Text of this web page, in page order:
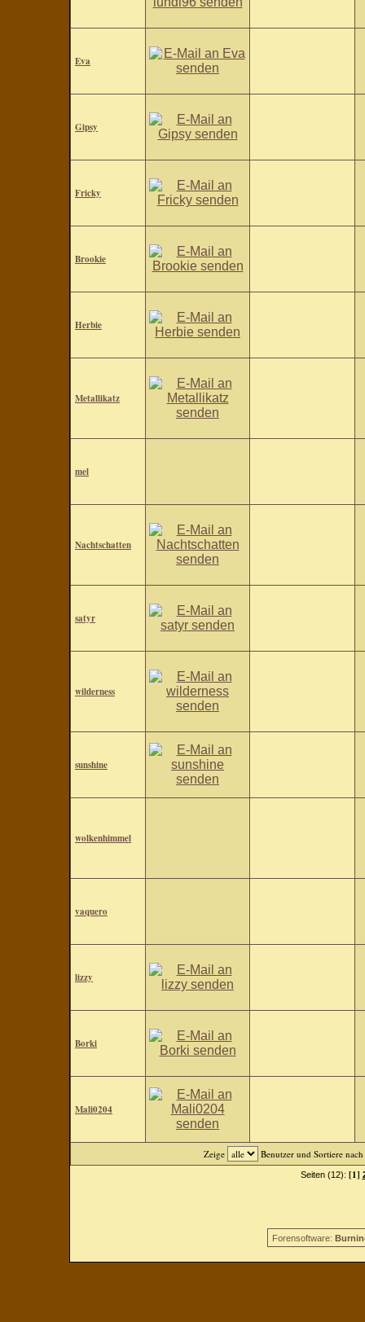
Eva
Gipsy
Fricky
Brookie
Herbie
Metallikatz
mel
Nachtschatten
satyr
wilderness
sunshine
wolkenhimmel
vaquero
lizzy
Borki
Mali0204
Zeige Benutzer und Sortiere nach
Seiten (12): [1]
Forensoftware: